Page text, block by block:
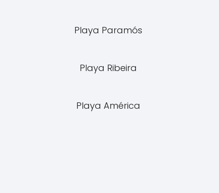
Playa Paramós
Playa Ribeira
Playa América